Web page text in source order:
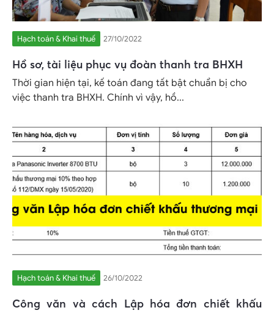
Hạch toán & Khai thuế 27/10/2022
Hồ sơ, tài liệu phục vụ đoàn thanh tra BHXH
Thời gian hiện tại, kế toán đang tất bật chuẩn bị cho
việc thanh tra BHXH. Chính vì vậy, hồ...
Hạch toán & Khai thuế 26/10/2022
Công văn và cách Lập hóa đơn chiết khấu